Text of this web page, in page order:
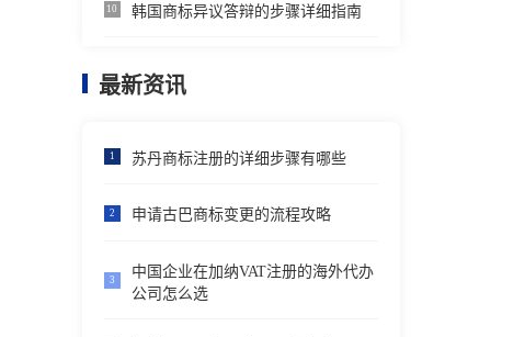
10 韩国商标异议答辩的步骤详细指南
最新资讯
1 苏丹商标注册的详细步骤有哪些
2 申请古巴商标变更的流程攻略
3
中国企业在加纳VAT注册的海外代办
公司怎么选